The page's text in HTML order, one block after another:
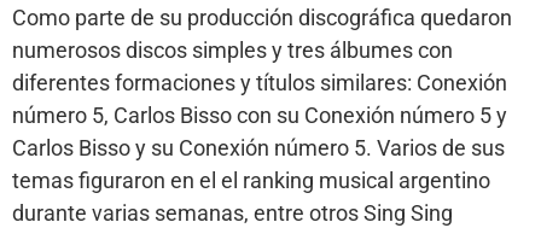
Como parte de su producción discográfica quedaron
numerosos discos simples y tres álbumes con
diferentes formaciones y títulos similares: Conexión
número 5, Carlos Bisso con su Conexión número 5 y
Carlos Bisso y su Conexión número 5. Varios de sus
temas figuraron en el el ranking musical argentino
durante varias semanas, entre otros Sing Sing